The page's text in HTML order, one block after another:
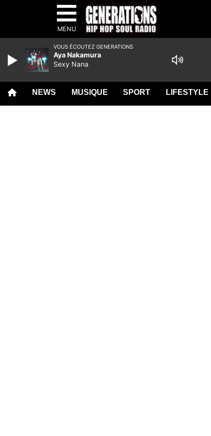
MENU
NEWS MUSIQUE SPORT LIFESTYLE
VOUS ÉCOUTEZ GENERATIONS
Aya Nakamura
Sexy Nana